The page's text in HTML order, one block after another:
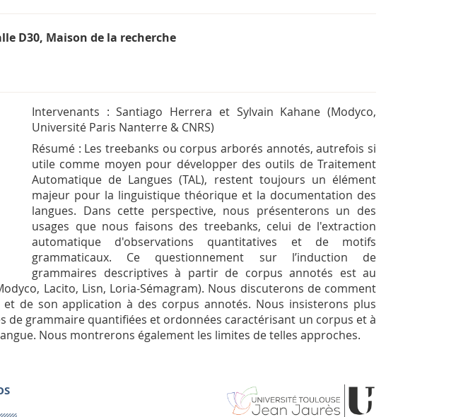
D30, Maison de la recherche
Intervenants : Santiago Herrera et Sylvain Kahane (Modyco,
Université Paris Nanterre & CNRS)
Résumé : Les treebanks ou corpus arborés annotés, autrefois si
utile comme moyen pour développer des outils de Traitement
Automatique de Langues (TAL), restent toujours un élément
majeur pour la linguistique théorique et la documentation des
langues. Dans cette perspective, nous présenterons un des
usages que nous faisons des treebanks, celui de l'extraction
automatique d'observations quantitatives et de motifs
grammaticaux. Ce questionnement sur l’induction de
grammaires descriptives à partir de corpus annotés est au
Lacito, Lisn, Loria-Sémagram). Nous discuterons de comment
de son application à des corpus annotés. Nous insisterons plus
de grammaire quantifiées et ordonnées caractérisant un corpus et à
Nous montrerons également les limites de telles approches.